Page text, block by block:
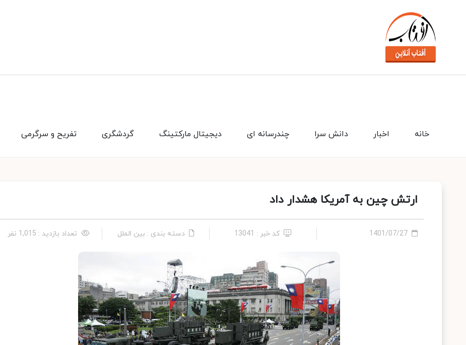
تفریح و سرگرمی گردشگری دیجیتال مارکتینگ چندرسانه ای دانش سرا اخبار خانه
ارتش چین به آمریکا هشدار داد
1401/07/27 کد خبر : 13041 دسته بندی : بین الملل تعداد بازدید : 1,015 نفر